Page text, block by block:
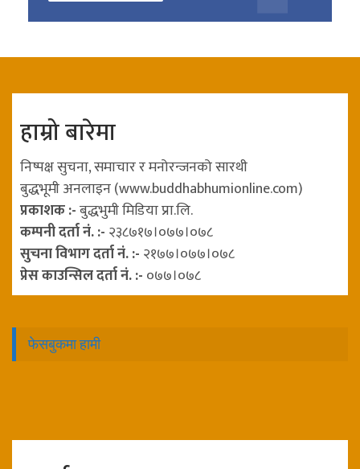
हाम्रो बारेमा
निष्पक्ष सुचना, समाचार र मनोरन्जनको सारथी
बुद्धभूमी अनलाइन (www.buddhabhumionline.com)
प्रकाशक :-बुद्धभुमी मिडिया प्रा.लि.
कम्पनी दर्ता नं. :- २३८७१७।०७७।०७८
सुचना विभाग दर्ता नं. :- २१७७।०७७।०७८
प्रेस काउन्सिल दर्ता नं. :- ०७७।०७८
फेसबुकमा हामी